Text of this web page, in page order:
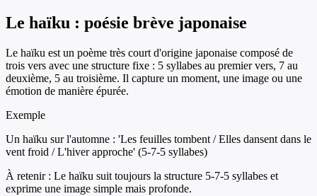
Le haïku : poésie brève japonaise
Le haïku est un poème très court d'origine japonaise composé de
trois vers avec une structure fixe : 5 syllabes au premier vers, 7 au
deuxième, 5 au troisième. Il capture un moment, une image ou une
émotion de manière épurée.
Exemple
Un haïku sur l'automne : 'Les feuilles tombent / Elles dansent dans le
vent froid / L'hiver approche' (5-7-5 syllabes)
À retenir : Le haïku suit toujours la structure 5-7-5 syllabes et
exprime une image simple mais profonde.